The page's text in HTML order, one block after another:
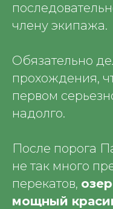
члену экипажа.
Обязательно
прохождения,
первом
надолго.
После порога
не так много
перекатов,
мощный